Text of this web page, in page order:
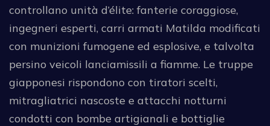
controllano unità d’élite: fanterie coraggiose,
ingegneri esperti, carri armati Matilda modificati
con munizioni fumogene ed esplosive, e talvolta
persino veicoli lanciamissili a fiamme. Le truppe
giapponesi rispondono con tiratori scelti,
mitragliatrici nascoste e attacchi notturni
condotti con bombe artigianali e bottiglie